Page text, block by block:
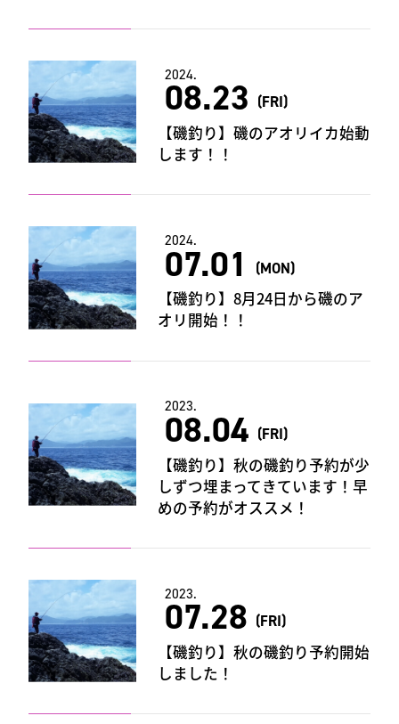
2024.
08.23 (FRI)
【磯釣り】磯のアオリイカ始動
します！！
2024.
07.01 (MON)
【磯釣り】8月24日から磯のア
オリ開始！！
2023.
08.04 (FRI)
【磯釣り】秋の磯釣り予約が少
しずつ埋まってきています！早
めの予約がオススメ！
2023.
07.28 (FRI)
【磯釣り】秋の磯釣り予約開始
しました！